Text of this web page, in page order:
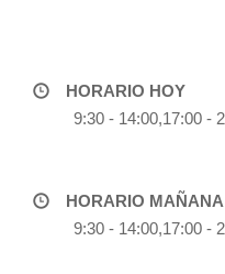
HORARIO HOY
9:30 - 14:00,17:00 -
HORARIO MAÑANA
9:30 - 14:00,17:00 -